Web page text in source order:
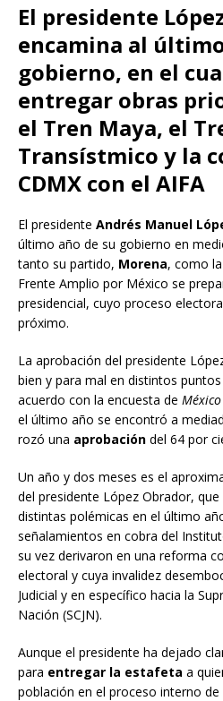
El presidente
encamina al
gobierno, en el
entregar obras
el Tren Maya, el
Transístmico y la
CDMX con el AIFA
El presidente Andrés Manuel
último año de su gobierno en
tanto su partido, Morena, como
Frente Amplio por México se
presidencial, cuyo proceso
próximo.
La aprobación del presidente
bien y para mal en distintos
acuerdo con la encuesta de
el último año se encontró a
rozó una aprobación del 64 por
Un año y dos meses es el
del presidente López Obrador,
distintas polémicas en el último
señalamientos en cobra del
su vez derivaron en una reforma
electoral y cuya invalidez
Judicial y en específico hacia la
Nación (SCJN).
Aunque el presidente ha dejado
para entregar la estafeta a
población en el proceso interno